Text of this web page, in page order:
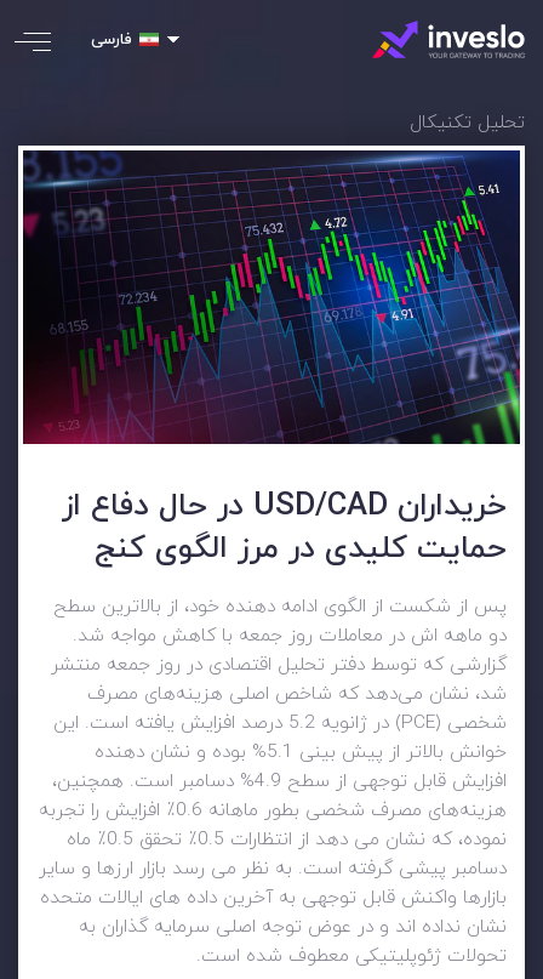
فارسی
تحلیل تکنیکال
خریداران USD/CAD در حال دفاع از
حمایت کلیدی در مرز الگوی کنج
پس از شکست از الگوی ادامه دهنده خود، از بالاترین سطح
دو ماهه اش در معاملات روز جمعه با کاهش مواجه شد.
گزارشی که توسط دفتر تحلیل اقتصادی در روز جمعه منتشر
شد، نشان می‌دهد که شاخص اصلی هزینه‌های مصرف
شخصی (PCE) در ژانویه 5.2 درصد افزایش یافته است. این
خوانش بالاتر از پیش بینی 5.1% بوده و نشان دهنده
افزایش قابل توجهی از سطح 4.9% دسامبر است. همچنین،
هزینه‌های مصرف شخصی بطور ماهانه 0.6٪ افزایش را تجربه
نموده، که نشان می دهد از انتظارات 0.5٪ تحقق 0.5٪ ماه
دسامبر پیشی گرفته است. به نظر می رسد بازار ارزها و سایر
بازارها واکنش قابل توجهی به آخرین داده های ایالات متحده
نشان نداده اند و در عوض توجه اصلی سرمایه گذاران به
تحولات ژئوپلیتیکی معطوف شده است.